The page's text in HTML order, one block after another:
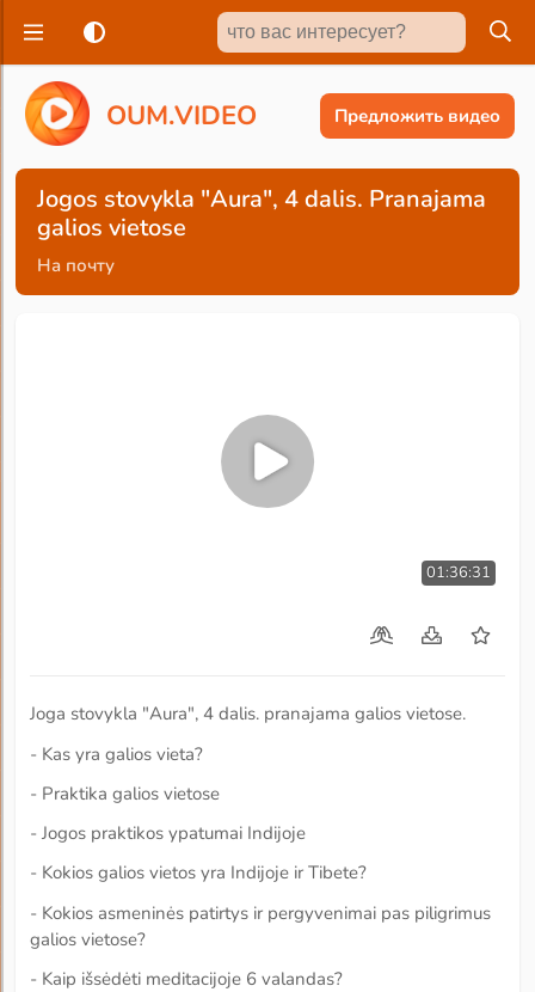
OUM.VIDEO Предложить видео
Jogos stovykla "Aura", 4 dalis. Pranajama
galios vietose
На почту
01:36:31
Joga stovykla "Aura", 4 dalis. pranajama galios vietose.
- Kas yra galios vieta?
- Praktika galios vietose
- Jogos praktikos ypatumai Indijoje
- Kokios galios vietos yra Indijoje ir Tibete?
- Kokios asmeninės patirtys ir pergyvenimai pas piligrimus
galios vietose?
- Kaip išsėdėti meditacijoje 6 valandas?